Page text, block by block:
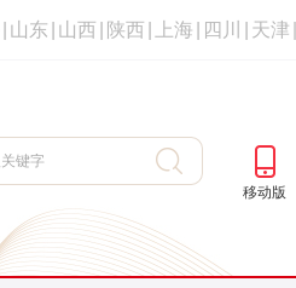
山东 山西 陕西 上海 四川 天津
移动版